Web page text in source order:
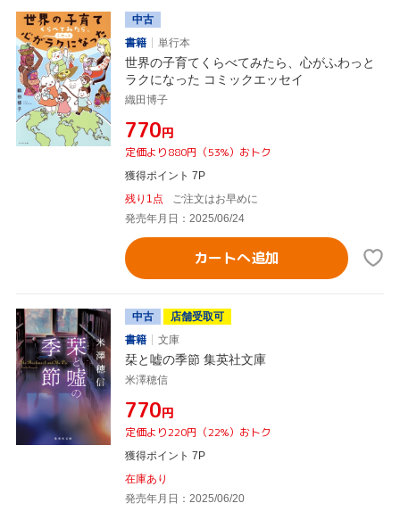
中古
書籍
単行本
世界の子育てくらべてみたら、心がふわっと
ラクになった コミックエッセイ
織田博子
¥770円
定価より880円（53%）おトク
獲得ポイント 7P
残り1点
ご注文はお早めに
発売年月日：2025/06/24
カートへ追加
中古
店舗受取可
書籍
文庫
栞と嘘の季節 集英社文庫
米澤穂信
¥770円
定価より220円（22%）おトク
獲得ポイント 7P
在庫あり
発売年月日：2025/06/20